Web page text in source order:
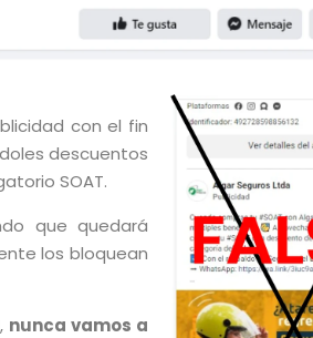
con el fin
descuentos
SOAT.
que quedará
los bloquean
nunca vamos a